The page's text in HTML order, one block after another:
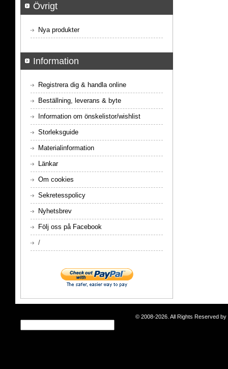
Övrigt
Nya produkter
Information
Registrera dig & handla online
Beställning, leverans & byte
Information om önskelistor/wishlist
Storleksguide
Materialinformation
Länkar
Om cookies
Sekretesspolicy
Nyhetsbrev
Följ oss på Facebook
/
© 2008-2026. All Rights Reserved